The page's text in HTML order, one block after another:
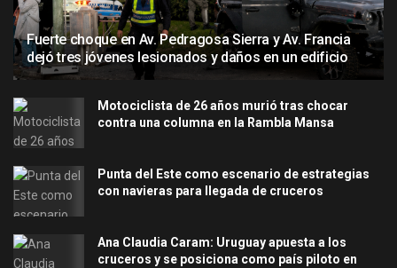
Fuerte choque en Av. Pedragosa Sierra y Av. Francia
dejó tres jóvenes lesionados y daños en un edificio
Motociclista de 26 años murió tras chocar
contra una columna en la Rambla Mansa
Punta del Este como escenario de estrategias
con navieras para llegada de cruceros
Ana Claudia Caram: Uruguay apuesta a los
cruceros y se posiciona como país piloto en